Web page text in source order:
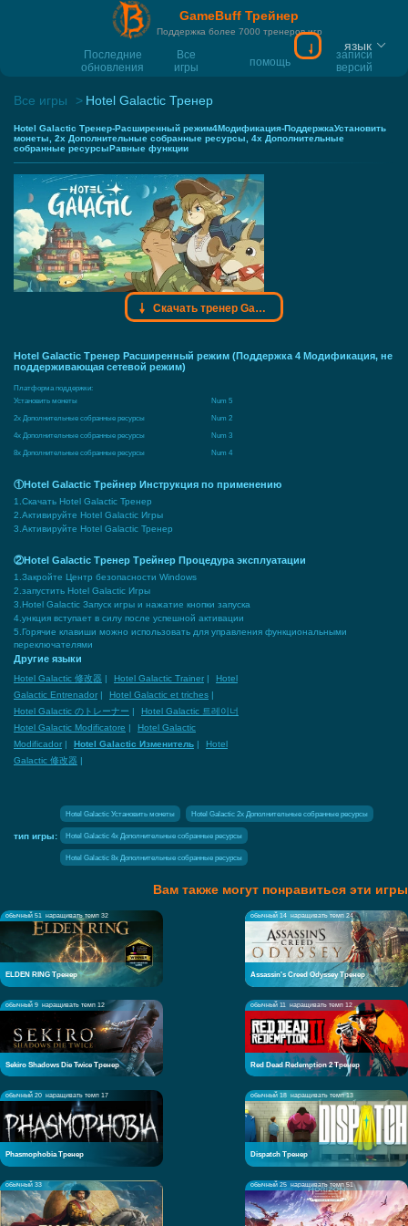
GameBuff Трейнер
Поддержка более 7000 тренеров игр
Последние
обновления
Все
игры
помощь
записи
версий
Скачать
язык
Все игры Hotel Galactic Тренер
Hotel Galactic Тренер-Расширенный режим4Модификация-ПоддержкаУстановить
монеты, 2x Дополнительные собранные ресурсы, 4x Дополнительные
собранные ресурсыРавные функции
Скачать тренер Gamebuff
Hotel Galactic Тренер Расширенный режим (Поддержка 4 Модификация, не
поддерживающая сетевой режим)
Платформа поддержки:
Установить монеты
Num 5
2x Дополнительные собранные ресурсы
Num 2
4x Дополнительные собранные ресурсы
Num 3
8x Дополнительные собранные ресурсы
Num 4
①Hotel Galactic Трейнер Инструкция по применению
1.Скачать Hotel Galactic Тренер
2.Активируйте Hotel Galactic Игры
3.Активируйте Hotel Galactic Тренер
②Hotel Galactic Тренер Трейнер Процедура эксплуатации
1.Закройте Центр безопасности Windows
2.запустить Hotel Galactic Игры
3.Hotel Galactic Запуск игры и нажатие кнопки запуска
4.ункция вступает в силу после успешной активации
5.Горячие клавиши можно использовать для управления функциональными
переключателями
Другие языки
Hotel Galactic 修改器 | Hotel Galactic Trainer |
Hotel
Galactic Entrenador | Hotel Galactic et triches |
Hotel Galactic のトレーナー |
Hotel Galactic 트레이너
Hotel Galactic Modificatore |
Hotel Galactic
Modificador | Hotel Galactic Изменитель |
Hotel
Galactic 修改器 |
тип игры:
Hotel Galactic Установить монеты Hotel Galactic 2x Дополнительные собранные ресурсы
Hotel Galactic 4x Дополнительные собранные ресурсы
Hotel Galactic 8x Дополнительные собранные ресурсы
Вам также могут понравиться эти игры
обычный 51 наращивать темп 32
ELDEN RING Тренер
обычный 14 наращивать темп 24
Assassin's Creed Odyssey Тренер
обычный 9 наращивать темп 12
Sekiro Shadows Die Twice Тренер
обычный 11 наращивать темп 12
Red Dead Redemption 2 Тренер
обычный 20 наращивать темп 17
Phasmophobia Тренер
обычный 18 наращивать темп 13
Dispatch Тренер
обычный 33 обычный 25 наращивать темп 51